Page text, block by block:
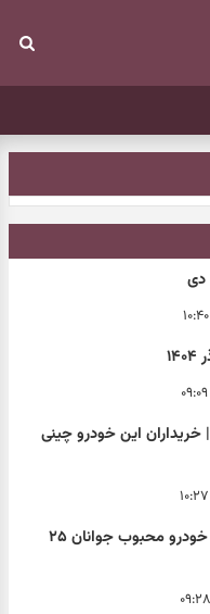
قیمت خودرو امروز سه‌شنبه ۱۵ مهر ۱۴۰۴ | خریداران این خودرو چینی
تغییرات قیمت خودرو با تاثیر قیمت دلار | خودرو محبوب جوانان ۲۵